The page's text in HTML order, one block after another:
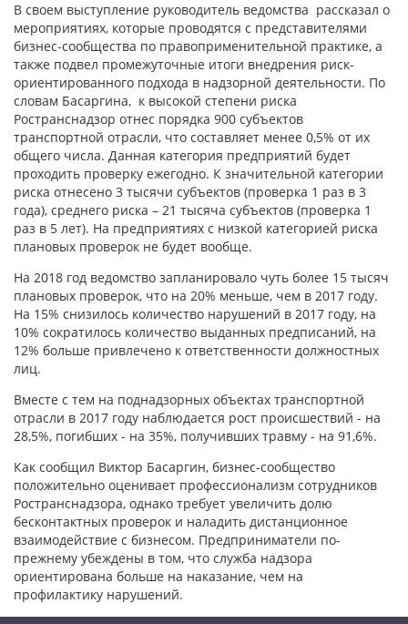
В своем выступление руководитель ведомства рассказал о
мероприятиях, которые проводятся с представителями
бизнес-сообщества по правоприменительной практике, а
также подвел промежуточные итоги внедрения риск-
ориентированного подхода в надзорной деятельности. По
словам Басаргина, к высокой степени риска
Ространснадзор отнес порядка 900 субъектов
транспортной отрасли, что составляет менее 0,5% от их
общего числа. Данная категория предприятий будет
проходить проверку ежегодно. К значительной категории
риска отнесено 3 тысячи субъектов (проверка 1 раз в 3
года), среднего риска – 21 тысяча субъектов (проверка 1
раз в 5 лет). На предприятиях с низкой категорией риска
плановых проверок не будет вообще.
На 2018 год ведомство запланировало чуть более 15 тысяч
плановых проверок, что на 20% меньше, чем в 2017 году.
На 15% снизилось количество нарушений в 2017 году, на
10% сократилось количество выданных предписаний, на
12% больше привлечено к ответственности должностных
лиц.
Вместе с тем на поднадзорных объектах транспортной
отрасли в 2017 году наблюдается рост происшествий - на
28,5%, погибших - на 35%, получивших травму - на 91,6%.
Как сообщил Виктор Басаргин, бизнес-сообщество
положительно оценивает профессионализм сотрудников
Ространснадзора, однако требует увеличить долю
бесконтактных проверок и наладить дистанционное
взаимодействие с бизнесом. Предприниматели по-
прежнему убеждены в том, что служба надзора
ориентирована больше на наказание, чем на
профилактику нарушений.